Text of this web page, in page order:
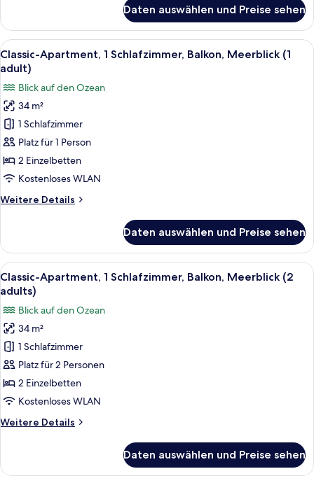
Apartment,
Schlafzimmer,
Klimaanlage,
Meerblick
(Balcony,3
adults+1
child)
Daten auswählen und Preise sehen
Alle
Fotos
Classic-
Apartment,
Schlafzimmer,
Balkon,
Meerblick
adult)
Zimmersafe, kostenloses WLAN,
9
Classic-Apartment, 1 Schlafzimmer, Balkon, Meerblick (1
adult)
Blick auf den Ozean
34 m²
1 Schlafzimmer
Platz für 1 Person
2 Einzelbetten
Kostenloses WLAN
Weitere Details
Weitere
Apartment,
Schlafzimmer,
Balkon,
Meerblick
(1
adult)
Daten auswählen und Preise sehen
Alle
Fotos
Classic-
Apartment,
Schlafzimmer,
Balkon,
Meerblick
adults)
Zimmersafe, kostenloses WLAN,
9
Classic-Apartment, 1 Schlafzimmer, Balkon, Meerblick (2
adults)
Blick auf den Ozean
34 m²
1 Schlafzimmer
Platz für 2 Personen
2 Einzelbetten
Kostenloses WLAN
Weitere Details
Weitere
Apartment,
Daten auswählen und Preise sehen